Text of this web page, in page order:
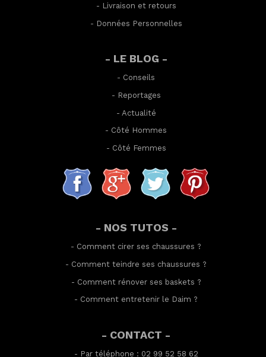
- Livraison et retours
- Données Personnelles
- LE BLOG -
- Conseils
- Reportages
- Actualité
- Côté Hommes
- Côté Femmes
- NOS TUTOS -
- Comment cirer ses chaussures ?
- Comment teindre ses chaussures ?
- Comment rénover ses baskets ?
- Comment entretenir le Daim ?
- CONTACT -
- Par téléphone : 02 99 52 58 62